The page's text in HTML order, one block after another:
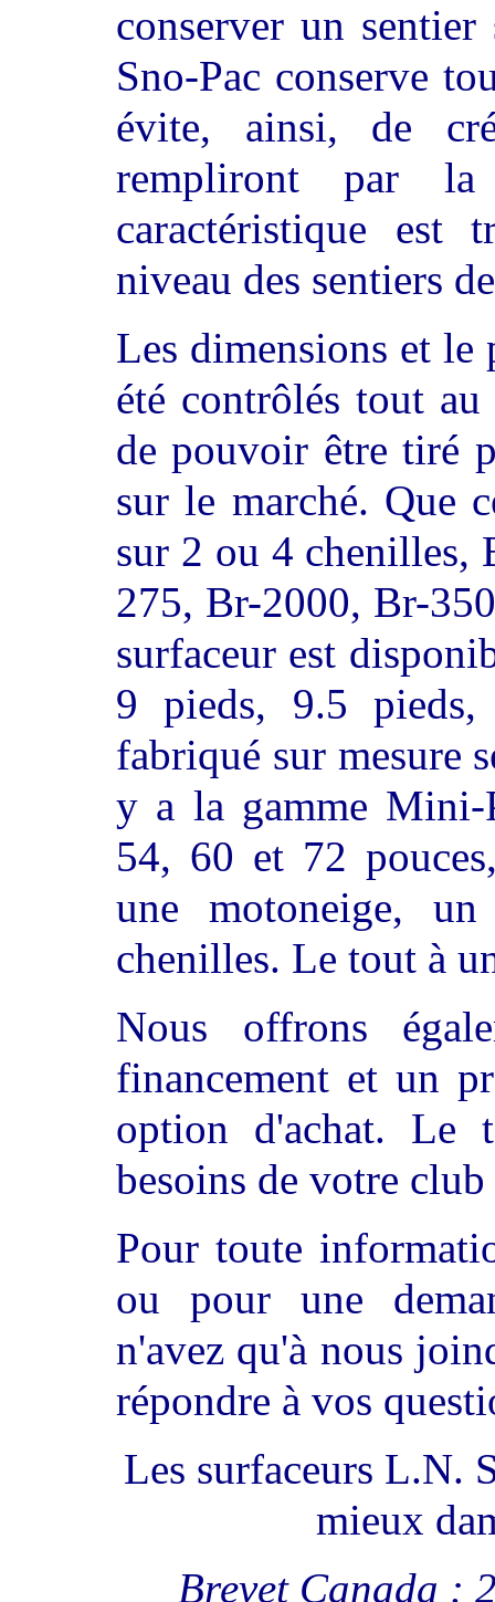
conserver un
Sno-Pac conserve
évite, ainsi, de
rempliront par
caractéristique est
niveau des sentiers
Les dimensions et
été contrôlés tout
de pouvoir être tiré
sur le marché. Que
sur 2 ou 4 chenilles,
275, Br-2000, Br-
surfaceur est
9 pieds, 9.5
fabriqué sur mesure
y a la gamme
54, 60 et 72
une motoneige,
chenilles. Le tout à
Nous offrons
financement et un
option d'achat. Le
besoins de votre
Pour toute
ou pour une
n'avez qu'à nous
répondre à vos
Les surfaceurs L.N.
mieux
Brevet Canada